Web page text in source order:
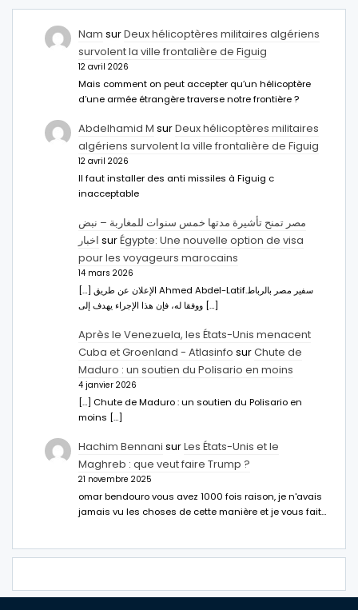
Nam surDeux hélicoptères militaires algériens
survolent la ville frontalière de Figuig
12 avril 2026
Mais comment on peut accepter qu’un hélicoptère
d’une armée étrangère traverse notre frontière ?
Abdelhamid M surDeux hélicoptères militaires
algériens survolent la ville frontalière de Figuig
12 avril 2026
Il faut installer des anti missiles à Figuig c
inacceptable
مصر تمنح تأشيرة مدتها خمس سنوات للمغاربة – نبض
اخبار surÉgypte: Une nouvelle option de visa
pour les voyageurs marocains
14 mars 2026
[…] الإعلان عن طريق Ahmed Abdel-Latifسفير مصر بالرباط.
ووفقا له، فإن هذا الإجراء يهدف إلى […]
Après le Venezuela, les États-Unis menacent
Cuba et Groenland - Atlasinfo surChute de
Maduro : un soutien du Polisario en moins
4 janvier 2026
[…] Chute de Maduro : un soutien du Polisario en
moins […]
Hachim Bennani surLes États-Unis et le
Maghreb : que veut faire Trump ?
21 novembre 2025
omar bendouro vous avez 1000 fois raison, je n'avais
jamais vu les choses de cette manière et je vous fait…